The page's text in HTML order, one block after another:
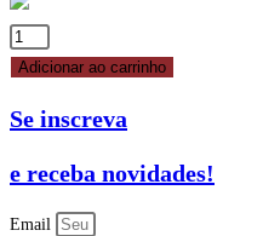
BICO
PERLÊ
REF.
5009
CELEBRATE
Adicionar ao carrinho
Se inscreva
e receba novidades!
Email